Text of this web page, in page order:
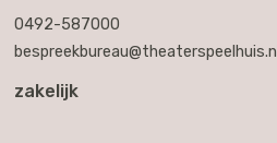
0492-587000
bespreekbureau@theaterspeelhuis.nl
zakelijk